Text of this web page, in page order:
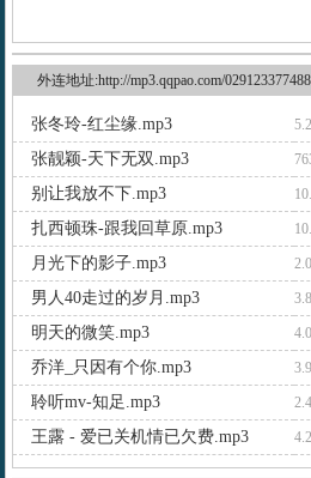
外连地址:http://mp3.qqpao.com/
张冬玲-红尘缘.mp3
张靓颖-天下无双.mp3
别让我放不下.mp3
扎西顿珠-跟我回草原.mp3
月光下的影子.mp3
男人40走过的岁月.mp3
明天的微笑.mp3
乔洋_只因有个你.mp3
聆听mv-知足.mp3
王露 - 爱已关机情已欠费.mp3